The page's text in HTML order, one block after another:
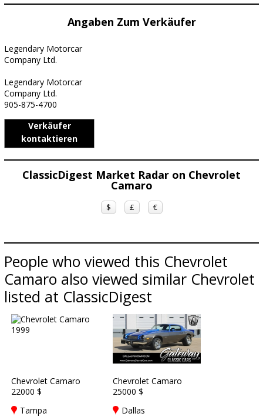
Angaben Zum Verkäufer
Legendary Motorcar
Company Ltd.
Legendary Motorcar
Company Ltd.
905-875-4700
Verkäufer
kontaktieren
ClassicDigest Market Radar on Chevrolet
Camaro
$ £ €
People who viewed this Chevrolet
Camaro also viewed similar Chevrolet
listed at ClassicDigest
Chevrolet Camaro
22000 $
Tampa
Chevrolet Camaro
25000 $
Dallas